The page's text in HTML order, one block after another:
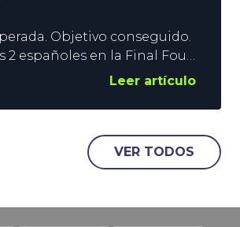
Objetivo conseguido.
2 españoles en la Final Four
La épica remontada del
del Madrid sobre el Hapoel,
como el campeonato
en Europa. En YoSports
breve vistazo a lo que
Leer artículo
VER TODOS